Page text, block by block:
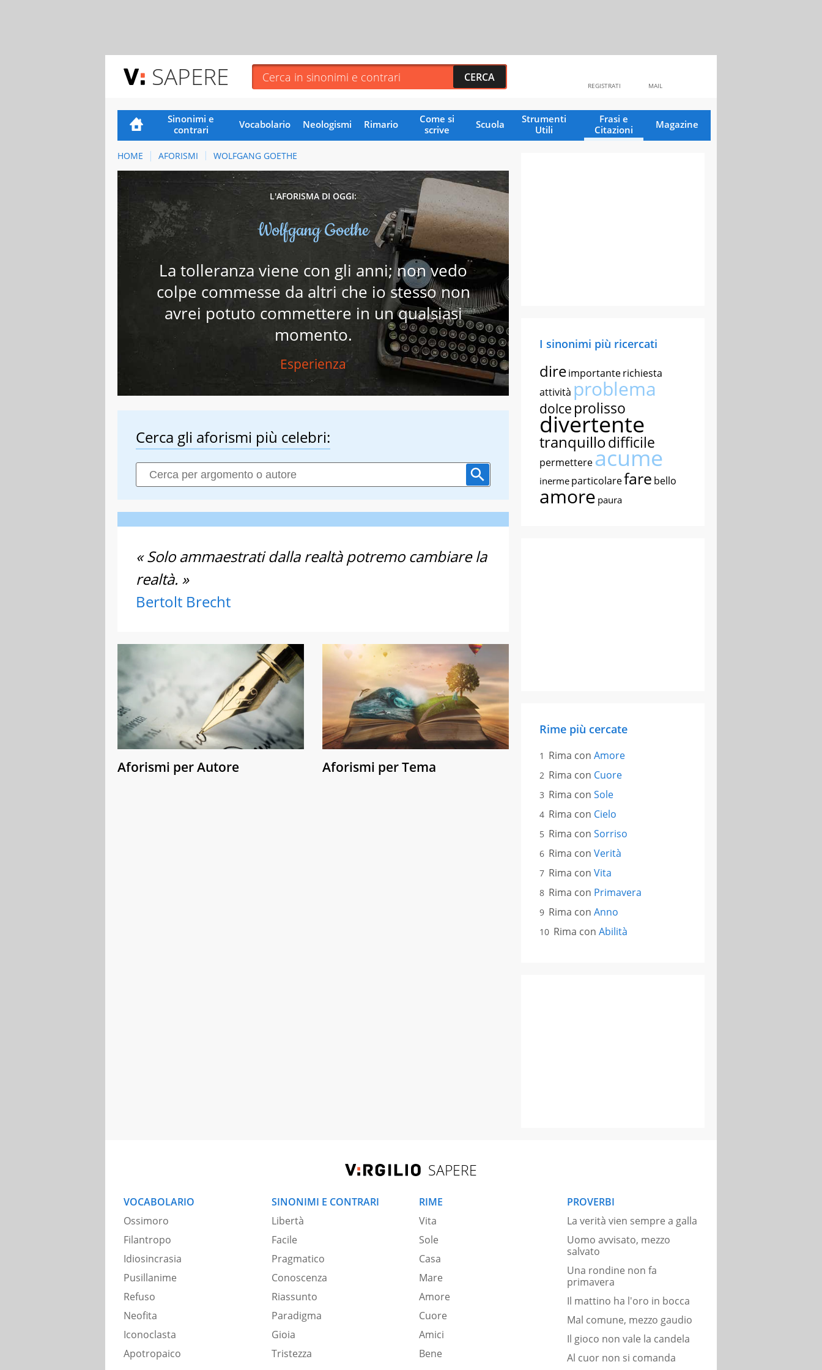
SAPERE MAIL
REGISTRATI
Sinonimi e
contrari
Vocabolario Neologismi Rimario
Come si
scrive
Scuola
Strumenti
Utili
Frasi e
Citazioni
Magazine
HOME AFORISMI WOLFGANG GOETHE
L'AFORISMA DI OGGI:
Wolfgang Goethe
La tolleranza viene con gli anni; non vedo
colpe commesse da altri che io stesso non
avrei potuto commettere in un qualsiasi
momento.
Esperienza
Cerca gli aforismi più celebri:
« Solo ammaestrati dalla realtà potremo cambiare la
realtà. »
Bertolt Brecht
Aforismi per Autore Aforismi per Tema
I sinonimi più ricercati
direimportanterichiesta
attività problema
dolce prolisso
divertente
tranquillodifficile
permettereacume
inerme particolarefare bello
amore paura
Rime più cercate
Rima con Amore
Rima con Cuore
Rima con Sole
Rima con Cielo
Rima con Sorriso
Rima con Verità
Rima con Vita
Rima con Primavera
Rima con Anno
Rima con Abilità
SAPERE
VOCABOLARIO
Ossimoro
Filantropo
Idiosincrasia
Pusillanime
Refuso
Neofita
Iconoclasta
Apotropaico
SINONIMI E CONTRARI
Libertà
Facile
Pragmatico
Conoscenza
Riassunto
Paradigma
Gioia
Tristezza
RIME
Vita
Sole
Casa
Mare
Amore
Cuore
Amici
Bene
PROVERBI
La verità vien sempre a galla
Uomo avvisato, mezzo
salvato
Una rondine non fa
primavera
Il mattino ha l'oro in bocca
Mal comune, mezzo gaudio
Il gioco non vale la candela
Al cuor non si comanda